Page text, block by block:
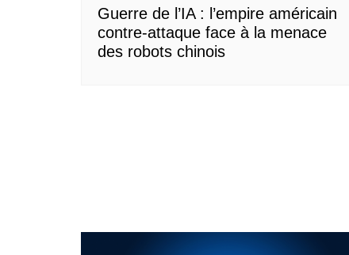
Guerre de l’IA : l’empire américain
contre-attaque face à la menace
des robots chinois